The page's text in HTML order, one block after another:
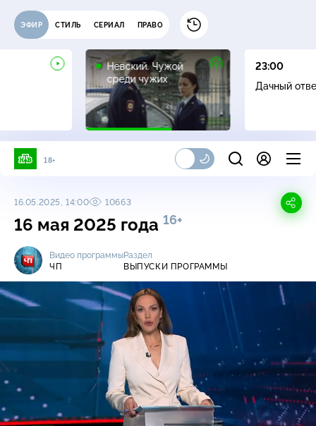
ЭФИР СТИЛЬ СЕРИАЛ ПРАВО
Невский. Чужой
среди чужих
16+
23:00
Дачный
18+
16.05.2025, 14:00 10663
16 мая 2025 года 16+
Видео программы
ЧП
Раздел
ВЫПУСКИ ПРОГРАММЫ